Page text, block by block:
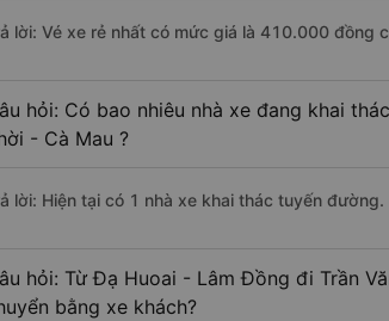
lời: Vé xe rẻ nhất có mức giá là 410.000 đồng
hỏi: Có bao nhiêu nhà xe đang khai
- Cà Mau ?
lời: Hiện tại có 1 nhà xe khai thác tuyến đường.
hỏi: Từ Đạ Huoai - Lâm Đồng đi Trần
bằng xe khách?